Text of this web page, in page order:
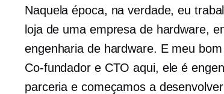
Naquela época, na verdade, eu
loja de uma empresa de hardware,
engenharia de hardware. E meu
Co-fundadore CTO aqui, ele é
parceria e começamos a